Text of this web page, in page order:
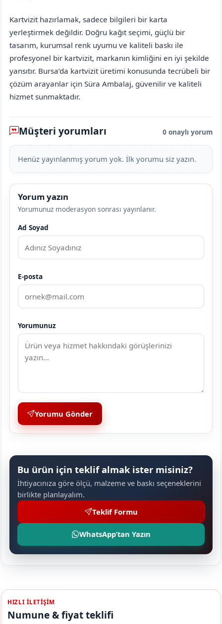
Kartvizit hazırlamak, sadece bilgileri bir karta
yerleştirmek değildir. Doğru kağıt seçimi, güçlü bir
tasarım, kurumsal renk uyumu ve kaliteli baskı ile
profesyonel bir kartvizit, markanın kimliğini en iyi şekilde
yansıtır. Bursa’da kartvizit üretimi konusunda tecrübeli bir
çözüm arayanlar için Süra Ambalaj, güvenilir ve kaliteli
hizmet sunmaktadır.
Müşteri yorumları 0 onaylı yorum
Henüz yayınlanmış yorum yok. İlk yorumu siz yazın.
Yorum yazın
Yorumunuz moderasyon sonrası yayınlanır.
Ad Soyad
E-posta
Yorumunuz
Yorumu Gönder
Bu ürün için teklif almak ister misiniz?
İhtiyacınıza göre ölçü, malzeme ve baskı seçeneklerini
birlikte planlayalım.
Teklif Formu
WhatsApp’tan Yazın
HIZLI ILETIŞIM
Numune & fiyat teklifi